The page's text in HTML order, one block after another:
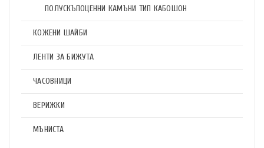
ПОЛУСКЪПОЦЕННИ КАМЪНИ ТИП КАБОШОН
КОЖЕНИ ШАЙБИ
ЛЕНТИ ЗА БИЖУТА
ЧАСОВНИЦИ
ВЕРИЖКИ
МЪНИСТА